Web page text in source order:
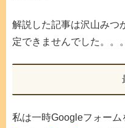
解説した記事は沢山みつ
定できませんでした。。。
私は一時Googleフォーム